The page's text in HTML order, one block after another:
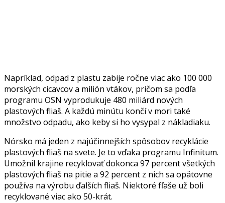
Napríklad, odpad z plastu zabije ročne viac ako 100 000
morských cicavcov a milión vtákov, pričom sa podľa
programu OSN vyprodukuje 480 miliárd nových
plastových fliaš. A každú minútu končí v mori také
množstvo odpadu, ako keby si ho vysypal z nákladiaku.
Nórsko má jeden z najúčinnejších spôsobov recyklácie
plastových fliaš na svete. Je to vďaka programu Infinitum.
Umožnil krajine recyklovať dokonca 97 percent všetkých
plastových fliaš na pitie a 92 percent z nich sa opätovne
používa na výrobu ďalších fliaš. Niektoré fľaše už boli
recyklované viac ako 50-krát.